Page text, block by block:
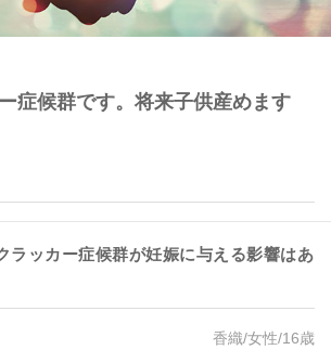
症候群です。将来子供産めます
ラッカー症候群が妊娠に与える影響はあ
香織/女性/16歳